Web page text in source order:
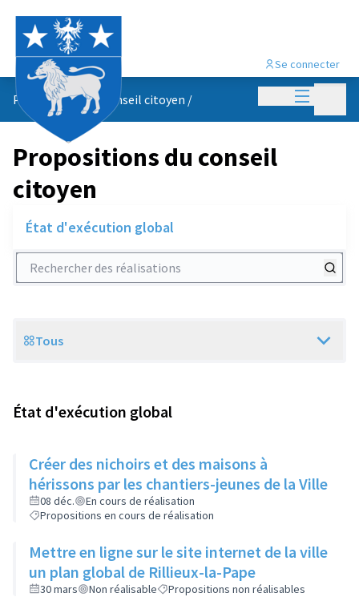
Menu
Se connecter
Propositions du conseil citoyen /
Propositions du conseil
citoyen
État d'exécution global
Rechercher des réalisations
Scope
Tous
État d'exécution global
Créer des nichoirs et des maisons à
hérissons par les chantiers-jeunes de la Ville
08 déc.
En cours de réalisation
Propositions en cours de réalisation
Mettre en ligne sur le site internet de la ville
un plan global de Rillieux-la-Pape
30 mars Non réalisable Propositions non réalisables